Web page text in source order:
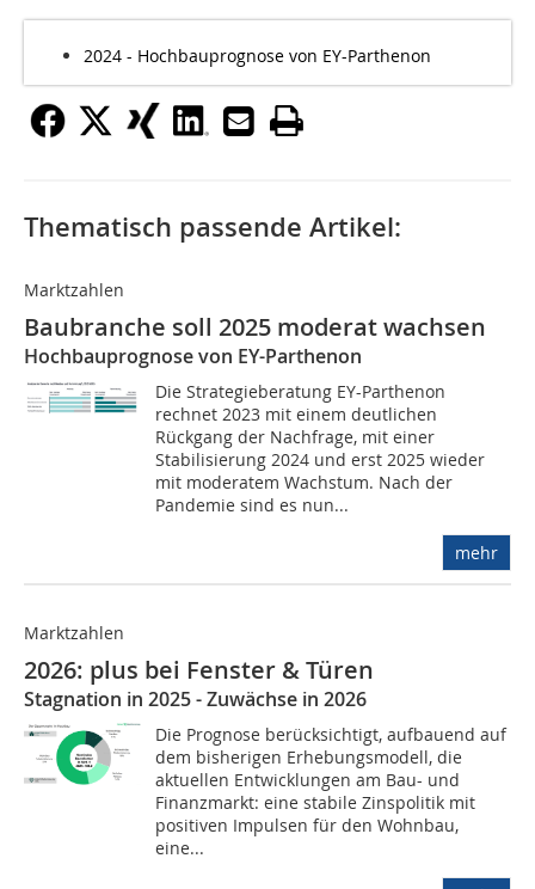
2024 - Hochbauprognose von EY-Parthenon
Thematisch passende Artikel:
Marktzahlen
Baubranche soll 2025 moderat wachsen
Hochbauprognose von EY-Parthenon
Die Strategieberatung EY-Parthenon
rechnet 2023 mit einem deutlichen
Rückgang der Nachfrage, mit einer
Stabilisierung 2024 und erst 2025 wieder
mit moderatem Wachstum. Nach der
Pandemie sind es nun...
mehr
Marktzahlen
2026: plus bei Fenster & Türen
Stagnation in 2025 - Zuwächse in 2026
Die Prognose berücksichtigt, aufbauend auf
dem bisherigen Erhebungsmodell, die
aktuellen Entwicklungen am Bau- und
Finanzmarkt: eine stabile Zinspolitik mit
positiven Impulsen für den Wohnbau,
eine...